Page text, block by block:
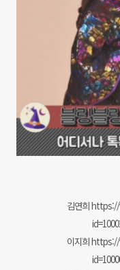
김연희
이지희